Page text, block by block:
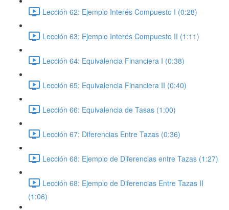
Lección 62: Ejemplo Interés Compuesto I (0:28)
Lección 63: Ejemplo Interés Compuesto II (1:11)
Lección 64: Equivalencia Financiera I (0:38)
Lección 65: Equivalencia Financiera II (0:40)
Lección 66: Equivalencia de Tasas (1:00)
Lección 67: Diferencias Entre Tazas (0:36)
Lección 68: Ejemplo de Diferencias entre Tazas (1:27)
Lección 68: Ejemplo de Diferencias Entre Tazas II
(1:06)